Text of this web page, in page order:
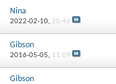
Nina
2022-02-10, 20:46
Gibson
2016-05-05, 11:09
Gibson